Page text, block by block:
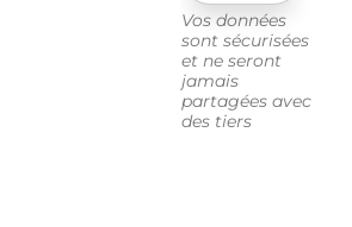
Vos données
sont sécurisées
et ne seront
jamais
partagées avec
des tiers